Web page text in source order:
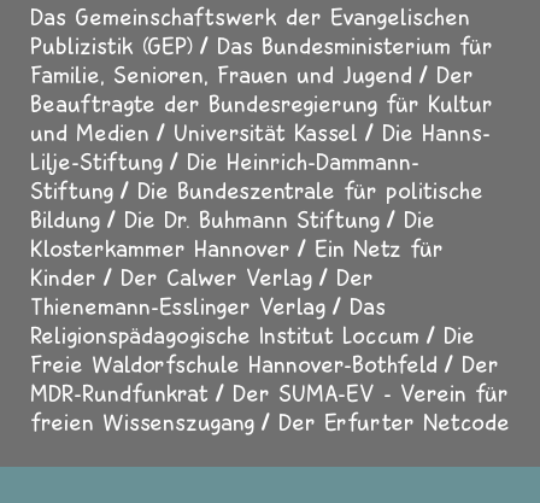
Das Gemeinschaftswerk der Evangelischen
Publizistik (GEP)
Das Bundesministerium für
Familie, Senioren, Frauen und Jugend
Der
Beauftragte der Bundesregierung für Kultur
und Medien
Universität Kassel
Die Hanns-
Lilje-Stiftung
Die Heinrich-Dammann-
Stiftung
Die Bundeszentrale für politische
Bildung
Die Dr. Buhmann Stiftung
Die
Klosterkammer Hannover
Ein Netz für
Kinder
Der Calwer Verlag
Der
Thienemann-Esslinger Verlag
Das
Religionspädagogische Institut Loccum
Die
Freie Waldorfschule Hannover-Bothfeld
Der
MDR-Rundfunkrat
Der SUMA-EV - Verein für
freien Wissenszugang
Der Erfurter Netcode